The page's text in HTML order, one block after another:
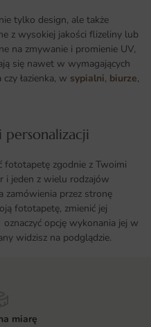
tylko design, ale także
z wysokiej jakości flizeliny lub
na zmywanie i promienie UV,
się nawet w wymagających
łazienka, w sypialni, biurze,
zgodnie z Twoimi
i jeden z wielu rodzajów
zamówienia przez stronę
fototapetę, zmienić jej
opcję wykonania jej w
widzisz na podglądzie.
miarę